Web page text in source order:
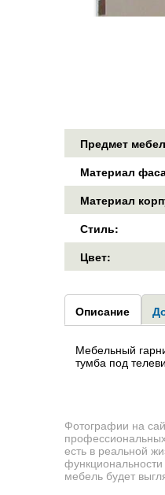
Предмет
Материал
Материал
Стиль:
Цвет:
Group1
Описание
Мебельный
тумба под
Фотографии на
есть в реальной
мебель будет